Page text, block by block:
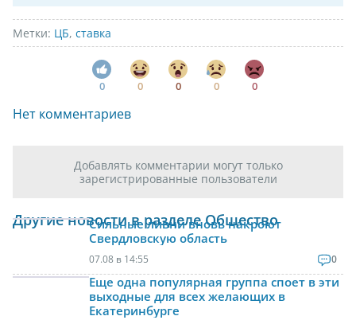
Метки: ЦБ, ставка
0 0 0 0 0
Нет комментариев
Добавлять комментарии могут только
зарегистрированные пользователи
Другие новости в разделе Общество
Сильные ливни вновь накроют
Свердловскую область
07.08 в 14:55 0
Еще одна популярная группа споет в эти
выходные для всех желающих в
Екатеринбурге